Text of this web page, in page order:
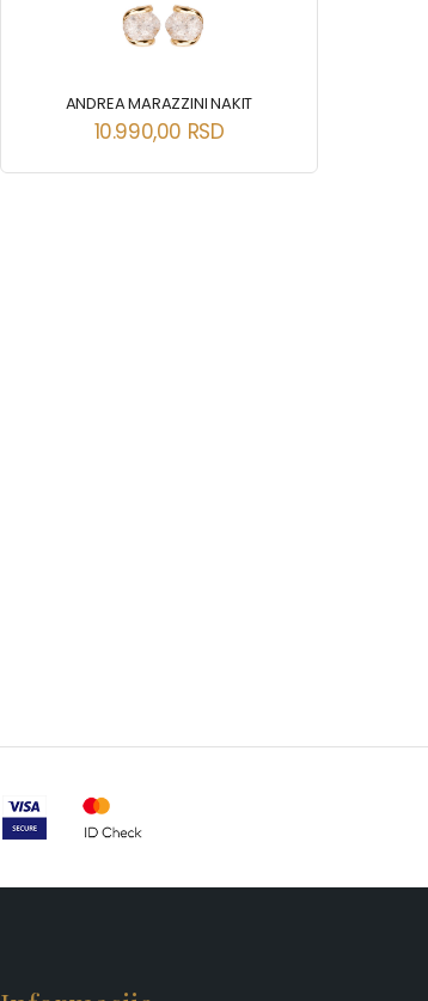
ANDREA MARAZZINI NAKIT
10.990,00 RSD